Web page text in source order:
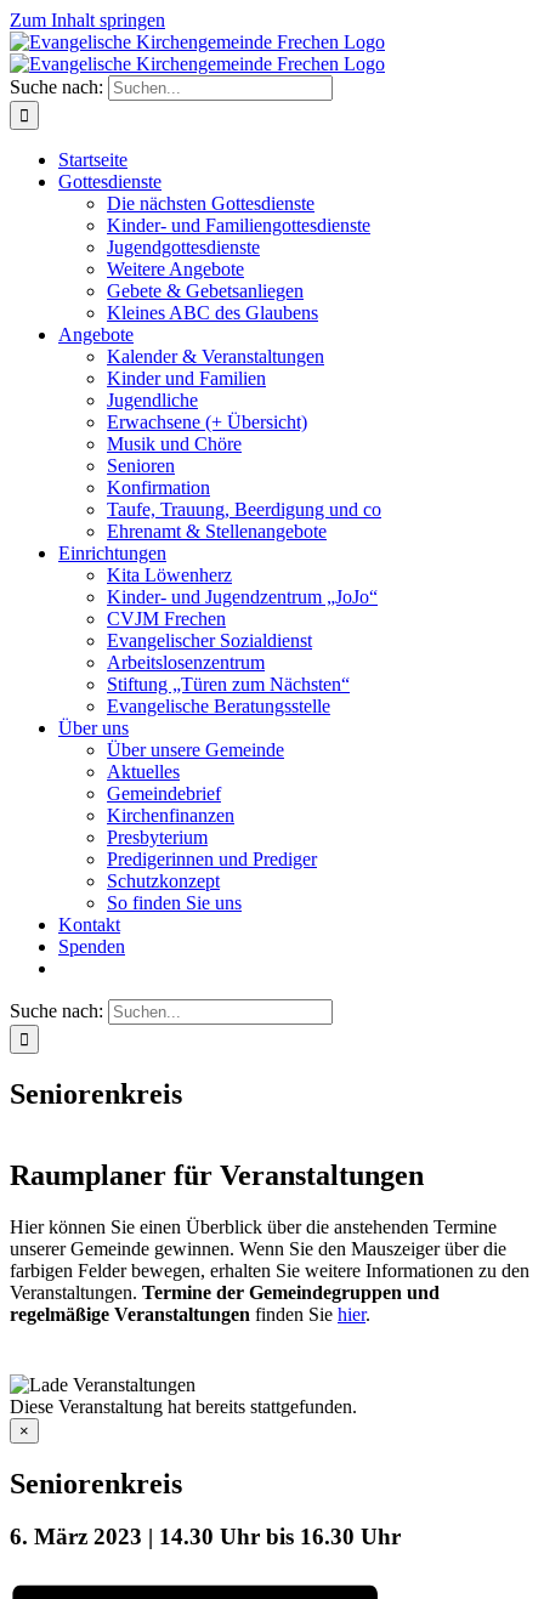
Zum Inhalt springen
Suche nach:
Startseite
Gottesdienste
Die nächsten Gottesdienste
Kinder- und Familiengottesdienste
Jugendgottesdienste
Weitere Angebote
Gebete & Gebetsanliegen
Kleines ABC des Glaubens
Angebote
Kalender & Veranstaltungen
Kinder und Familien
Jugendliche
Erwachsene (+ Übersicht)
Musik und Chöre
Senioren
Konfirmation
Taufe, Trauung, Beerdigung und co
Ehrenamt & Stellenangebote
Einrichtungen
Kita Löwenherz
Kinder- und Jugendzentrum „JoJo“
CVJM Frechen
Evangelischer Sozialdienst
Arbeitslosenzentrum
Stiftung „Türen zum Nächsten“
Evangelische Beratungsstelle
Über uns
Über unsere Gemeinde
Aktuelles
Gemeindebrief
Kirchenfinanzen
Presbyterium
Predigerinnen und Prediger
Schutzkonzept
So finden Sie uns
Kontakt
Spenden
Suche nach:
Seniorenkreis
Raumplaner für Veranstaltungen
Hier können Sie einen Überblick über die anstehenden Termine
unserer Gemeinde gewinnen. Wenn Sie den Mauszeiger über die
farbigen Felder bewegen, erhalten Sie weitere Informationen zu den
Veranstaltungen. Termine der Gemeindegruppen und
regelmäßige Veranstaltungen finden Sie hier.
Diese Veranstaltung hat bereits stattgefunden.
×
Seniorenkreis
6. März 2023 | 14.30 Uhr bis 16.30 Uhr